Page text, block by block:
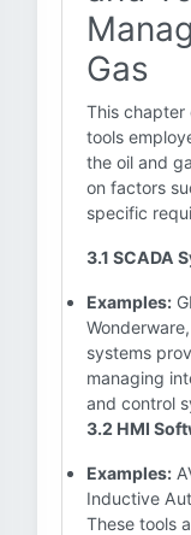
Gas
This chapter
tools
the oil and
on factors
specific
3.1 SCADA
Examples:
systems
managing
and control
3.2 HMI
Examples:
Inductive
These tools